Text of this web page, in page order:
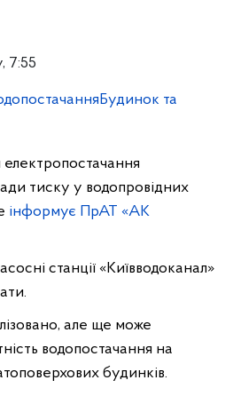
7:55
Будинок та
тиску у водопровідних
інформує ПрАТ «АК
станції «Київводоканал»
але ще може
водопостачання на
будинків.